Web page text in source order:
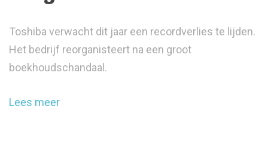
Toshiba verwacht dit jaar een recordverlies te lijden.
Het bedrijf reorganisteert na een groot
boekhoudschandaal.
Lees meer